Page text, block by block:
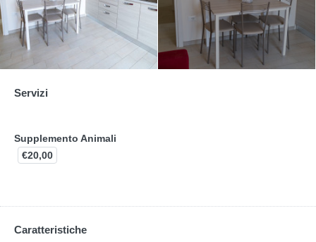
Servizi
Supplemento Animali
€20,00
Caratteristiche